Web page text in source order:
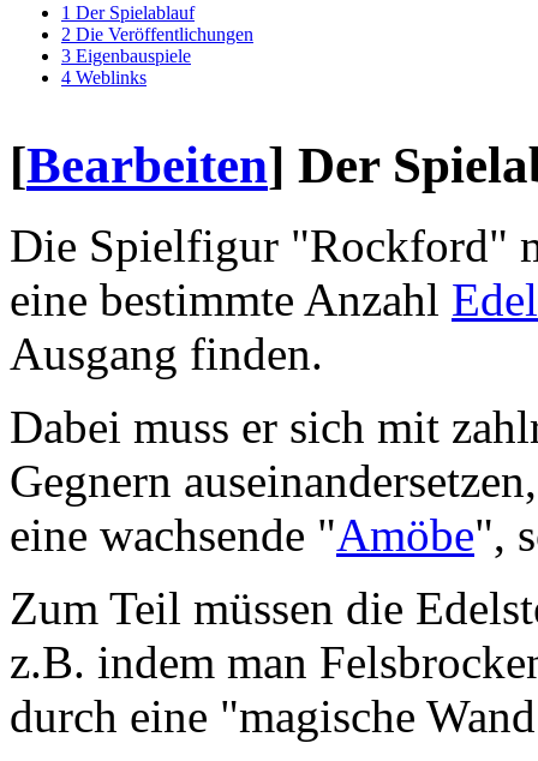
1 Der Spielablauf
2 Die Veröffentlichungen
3 Eigenbauspiele
4 Weblinks
[Bearbeiten] Der
Die Spielfigur "Rockford"
eine bestimmte Anzahl
Ausgang finden.
Dabei muss er sich mit
Gegnern
eine wachsende "Amöbe",
Zum Teil müssen die
z.B. indem man
durch eine "magische